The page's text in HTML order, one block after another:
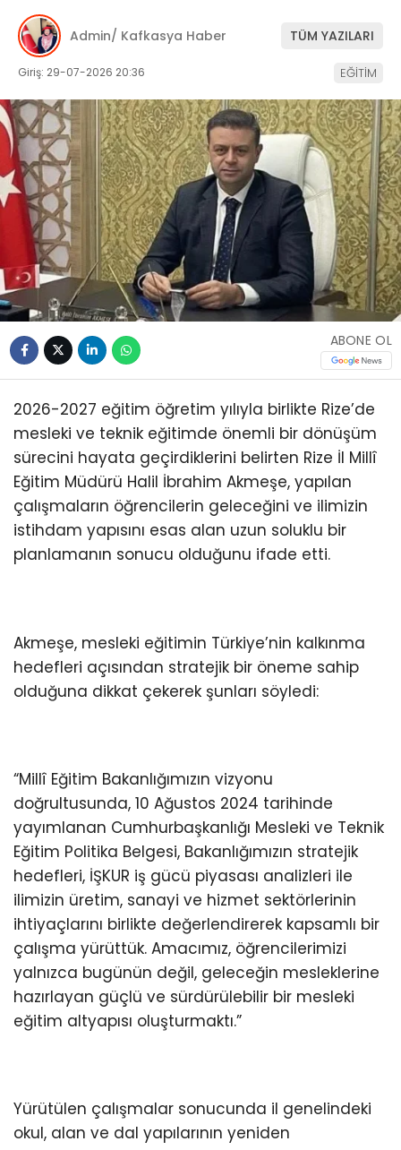
Admin/ Kafkasya Haber TÜM YAZILARI
Giriş: 29-07-2026 20:36 EĞİTİM
ABONE OL
2026-2027 eğitim öğretim yılıyla birlikte Rize’de
mesleki ve teknik eğitimde önemli bir dönüşüm
sürecini hayata geçirdiklerini belirten Rize İl Millî
Eğitim Müdürü Halil İbrahim Akmeşe, yapılan
çalışmaların öğrencilerin geleceğini ve ilimizin
istihdam yapısını esas alan uzun soluklu bir
planlamanın sonucu olduğunu ifade etti.
Akmeşe, mesleki eğitimin Türkiye’nin kalkınma
hedefleri açısından stratejik bir öneme sahip
olduğuna dikkat çekerek şunları söyledi:
“Millî Eğitim Bakanlığımızın vizyonu
doğrultusunda, 10 Ağustos 2024 tarihinde
yayımlanan Cumhurbaşkanlığı Mesleki ve Teknik
Eğitim Politika Belgesi, Bakanlığımızın stratejik
hedefleri, İŞKUR iş gücü piyasası analizleri ile
ilimizin üretim, sanayi ve hizmet sektörlerinin
ihtiyaçlarını birlikte değerlendirerek kapsamlı bir
çalışma yürüttük. Amacımız, öğrencilerimizi
yalnızca bugünün değil, geleceğin mesleklerine
hazırlayan güçlü ve sürdürülebilir bir mesleki
eğitim altyapısı oluşturmaktı.”
Yürütülen çalışmalar sonucunda il genelindeki
okul, alan ve dal yapılarının yeniden